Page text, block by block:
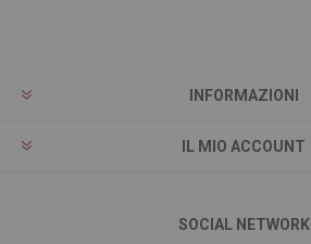
INFORMAZIONI
IL MIO ACCOUNT
SOCIAL NETWORK